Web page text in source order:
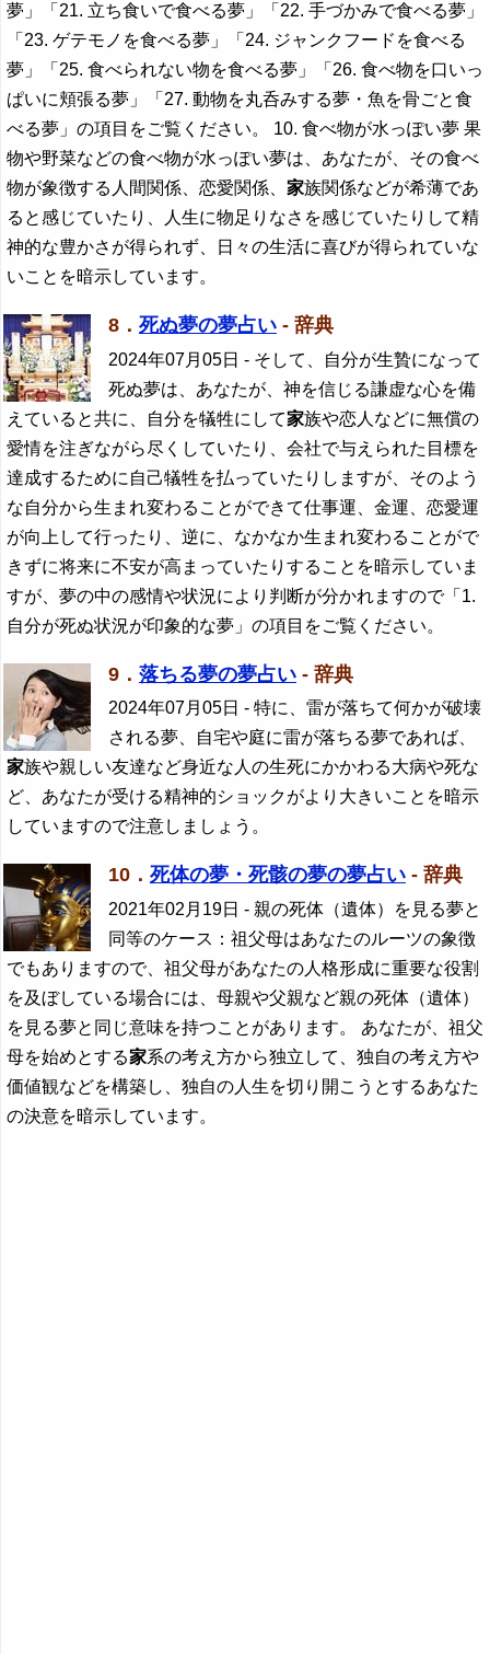
夢」「21. 立ち食いで食べる夢」「22. 手づかみで食べる夢」
「23. ゲテモノを食べる夢」「24. ジャンクフードを食べる
夢」「25. 食べられない物を食べる夢」「26. 食べ物を口いっ
ぱいに頬張る夢」「27. 動物を丸呑みする夢・魚を骨ごと食
べる夢」の項目をご覧ください。 10. 食べ物が水っぽい夢 果
物や野菜などの食べ物が水っぽい夢は、あなたが、その食べ
物が象徴する人間関係、恋愛関係、家族関係などが希薄であ
ると感じていたり、人生に物足りなさを感じていたりして精
神的な豊かさが得られず、日々の生活に喜びが得られていな
いことを暗示しています。
8． 死ぬ夢の夢占い - 辞典
2024年07月05日 - そして、自分が生贄になって
死ぬ夢は、あなたが、神を信じる謙虚な心を備
えていると共に、自分を犠牲にして家族や恋人などに無償の
愛情を注ぎながら尽くしていたり、会社で与えられた目標を
達成するために自己犠牲を払っていたりしますが、そのよう
な自分から生まれ変わることができて仕事運、金運、恋愛運
が向上して行ったり、逆に、なかなか生まれ変わることがで
きずに将来に不安が高まっていたりすることを暗示していま
すが、夢の中の感情や状況により判断が分かれますので「1.
自分が死ぬ状況が印象的な夢」の項目をご覧ください。
9． 落ちる夢の夢占い - 辞典
2024年07月05日 - 特に、雷が落ちて何かが破壊
される夢、自宅や庭に雷が落ちる夢であれば、
家族や親しい友達など身近な人の生死にかかわる大病や死な
ど、あなたが受ける精神的ショックがより大きいことを暗示
していますので注意しましょう。
10． 死体の夢・死骸の夢の夢占い - 辞典
2021年02月19日 - 親の死体（遺体）を見る夢と
同等のケース：祖父母はあなたのルーツの象徴
でもありますので、祖父母があなたの人格形成に重要な役割
を及ぼしている場合には、母親や父親など親の死体（遺体）
を見る夢と同じ意味を持つことがあります。 あなたが、祖父
母を始めとする家系の考え方から独立して、独自の考え方や
価値観などを構築し、独自の人生を切り開こうとするあなた
の決意を暗示しています。